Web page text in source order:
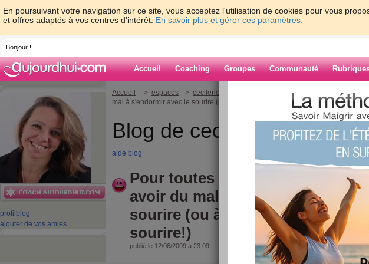
En poursuivant votre navigation sur ce site, vous acceptez l'utilisation de cookies pour vous
et offres adaptés à vos centres d'intérêt. En savoir plus et gérer ces paramètres.
Bonjour !
Accueil Coaching Groupes Communauté
profil blog
ajouter de vos amies
Accueil > espaces > cecileneuville
> Pour toutes celles qui pensent avoir
mal à s'endormir avec le sourire (ou à se lever avec le sourire!)
Blog de cecileneuville
aide blog
Pour toutes celles qui pensent
avoir du mal à s'endormir avec le
sourire (ou à se lever avec le
sourire!)
publié le 12/06/2009 à 23:09